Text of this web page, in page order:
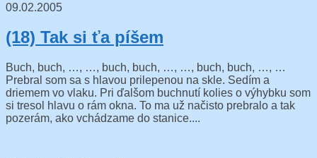
09.02.2005
(18) Tak si ťa píšem
Buch, buch, …, …, buch, buch, …, …, buch, buch, …, …
Prebral som sa s hlavou prilepenou na skle. Sedím a
driemem vo vlaku. Pri ďalšom buchnutí kolies o výhybku som
si tresol hlavu o rám okna. To ma už načisto prebralo a tak
pozerám, ako vchádzame do stanice....